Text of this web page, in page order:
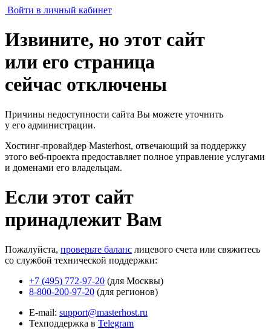
Войти в личный кабинет
Извините, но этот сайт
или его страница
сейчас отключены
Причины недоступности сайта Вы можете уточнить
у его администрации.
Хостинг-провайдер Masterhost, отвечающий за поддержку
этого веб-проекта предоставляет полное управление услугами
и доменами его владельцам.
Если этот сайт
принадлежит Вам
Пожалуйста, проверьте баланс лицевого счета или свяжитесь
со службой технической поддержки:
+7 (495) 772-97-20 (для Москвы)
8-800-200-97-20 (для регионов)
E-mail: support@masterhost.ru
Техподдержка в Telegram